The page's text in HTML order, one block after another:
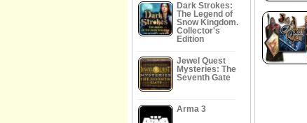
Dark Strokes:
The Legend of
Snow Kingdom.
Collector's
Edition
Jewel Quest
Mysteries: The
Seventh Gate
Arma 3